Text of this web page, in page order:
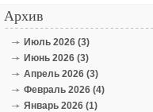
Архив
Июль 2026 (3)
Июнь 2026 (3)
Апрель 2026 (3)
Февраль 2026 (4)
Январь 2026 (1)